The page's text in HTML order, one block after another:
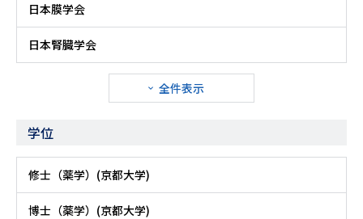
日本膜学会
日本腎臓学会
全件表示
学位
修士（薬学）(京都大学)
博士（薬学）(京都大学)